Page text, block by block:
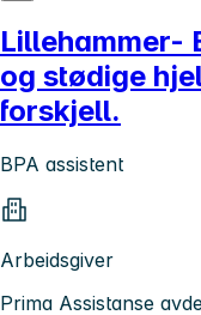
Lillehammer-
og stødige
forskjell.
BPA assistent
Arbeidsgiver
Prima Assistanse